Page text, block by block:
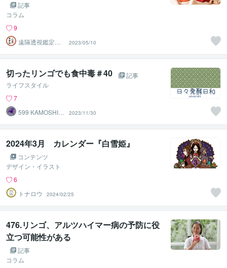
記事
コラム
9
遠隔透視鑑定
師・すずか✡
2023/05/10
切ったリンゴでも食中毒＃40
記事
ライフスタイル
7
599 KAMOSHIK
2023/11/30
2024年3月 カレンダー『白雪姫』
コンテンツ
デザイン・イラスト
6
トナロウ
2024/02/25
476.リンゴ、アルツハイマー病の予防に役
立つ可能性がある
記事
コラム